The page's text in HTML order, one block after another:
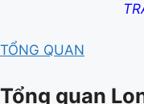
TỔNG QUAN
Tổng quan